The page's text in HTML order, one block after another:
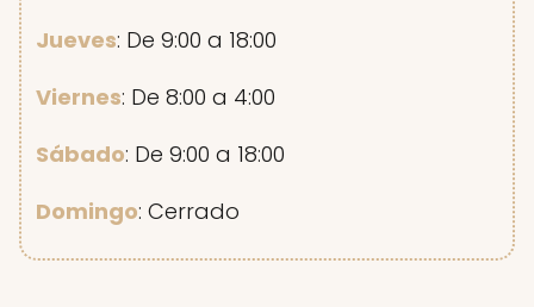
Jueves: De 9:00 a 18:00
Viernes: De 8:00 a 4:00
Sábado: De 9:00 a 18:00
Domingo: Cerrado